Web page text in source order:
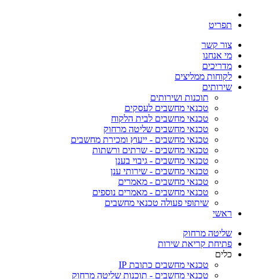
תפריט
צור קשר
מי אנחנו
מדריכים
לקוחות ממליצים
שירותים
תוכנות ושירותים
טכנאי מחשבים לעסקים
טכנאי מחשבים לבית הלקוח
טכנאי מחשבים שליטה מרחוק
טכנאי מחשבים - ייעוץ ומכירת מחשבים
טכנאי מחשבים - שרתים ורשתות
טכנאי מחשבים - גיבוי בענן
טכנאי מחשבים - שירותי ענן
טכנאי מחשבים - מאמרים
טכנאי מחשבים - מאמרים נוספים
שיתופי פעולה טכנאי מחשבים
ראשי
שליטה מרחוק
פתיחת קריאת שירות
כלים
טכנאי מחשבים כתובת IP
טכנאי מחשבים - תוכנות שליטה מרחוק